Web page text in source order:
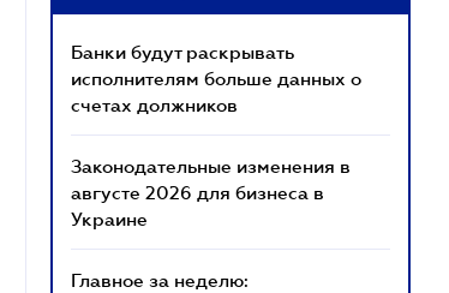
Банки будут раскрывать
исполнителям больше данных о
счетах должников
Законодательные изменения в
августе 2026 для бизнеса в
Украине
Главное за неделю: